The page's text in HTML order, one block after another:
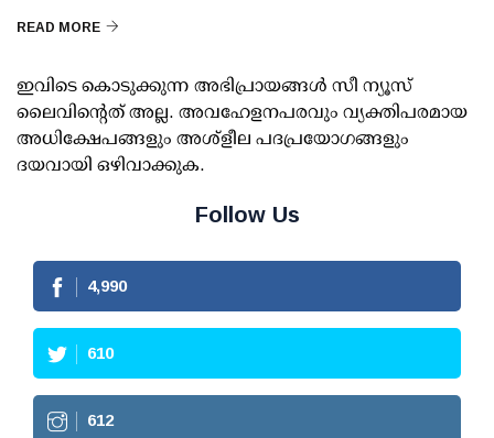
READ MORE
ഇവിടെ കൊടുക്കുന്ന അഭിപ്രായങ്ങള്‍ സീ ന്യൂസ്
ലൈവിന്റെത് അല്ല. അവഹേളനപരവും വ്യക്തിപരമായ
അധിക്ഷേപങ്ങളും അശ്‌ളീല പദപ്രയോഗങ്ങളും
ദയവായി ഒഴിവാക്കുക.
Follow Us
4,990
610
612